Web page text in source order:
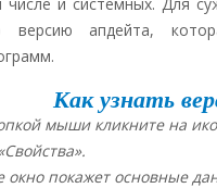
версию апдейта,
Как узнать
мыши кликните на
окно покажет основные